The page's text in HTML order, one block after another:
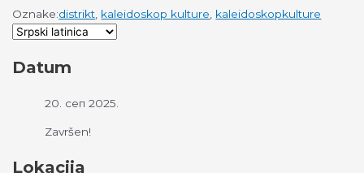
Oznake:distrikt kaleidoskop kulture kaleidoskopkulture
Datum
20. сеп 2025.
Završen!
Lokacija